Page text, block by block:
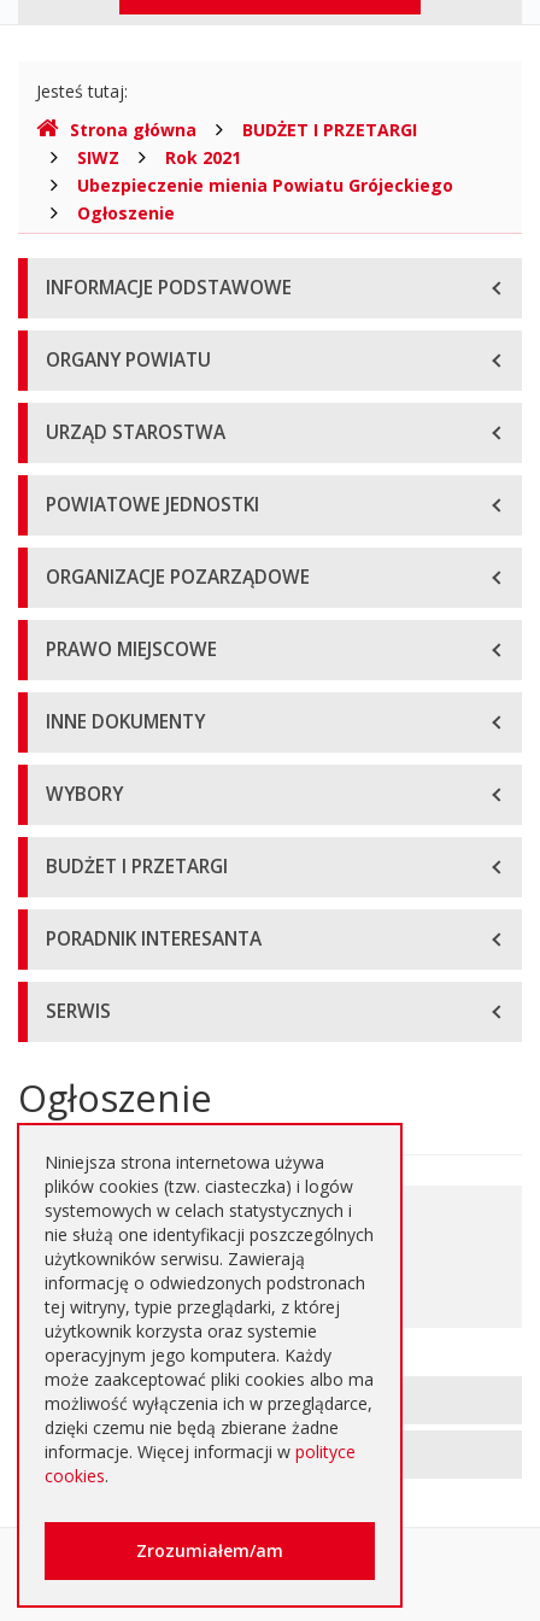
Gdzie
jesteśmy
Jesteś tutaj:
Strona główna
BUDŻET I PRZETARGI
SIWZ
Rok 2021
Ubezpieczenie mienia Powiatu Grójeckiego
Ogłoszenie
Menu
główne
INFORMACJE PODSTAWOWE
ORGANY POWIATU
URZĄD STAROSTWA
POWIATOWE JEDNOSTKI
ORGANIZACJE POZARZĄDOWE
PRAWO MIEJSCOWE
INNE DOKUMENTY
WYBORY
BUDŻET I PRZETARGI
PORADNIK INTERESANTA
SERWIS
Główna
treść
Ogłoszenie
0,144
MB
PDF
Pobierz plik
Informacje
stronie
METRYKA STRONY
REJESTR ZMIAN STRONY
Oglądalność
strony
Strona oglądana:1286razy.
Niniejsza strona internetowa używa
plików cookies (tzw. ciasteczka) i logów
systemowych w celach statystycznych i
nie służą one identyfikacji poszczególnych
użytkowników serwisu. Zawierają
informację o odwiedzonych podstronach
tej witryny, typie przeglądarki, z której
użytkownik korzysta oraz systemie
operacyjnym jego komputera. Każdy
może zaakceptować pliki cookies albo ma
możliwość wyłączenia ich w przeglądarce,
dzięki czemu nie będą zbierane żadne
informacje. Więcej informacji w polityce
cookies.
Zrozumiałem/am